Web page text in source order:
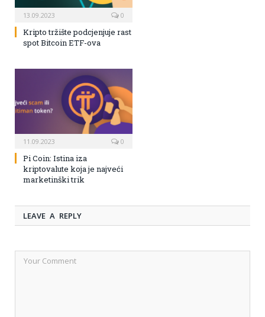
13.09.2023 0
Kripto tržište podcjenjuje rast
spot Bitcoin ETF-ova
11.09.2023 0
Pi Coin: Istina iza
kriptovalute koja je najveći
marketinški trik
LEAVE A REPLY